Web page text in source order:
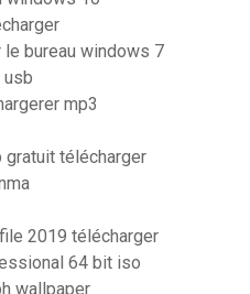
bureau windows 7
usb
mp3
télécharger
2019 télécharger
64 bit iso
wallpaper